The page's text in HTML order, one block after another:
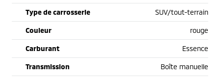
Type de carrosserie SUV/tout-terrain
Couleur rouge
Carburant Essence
Transmission Boîte manuelle